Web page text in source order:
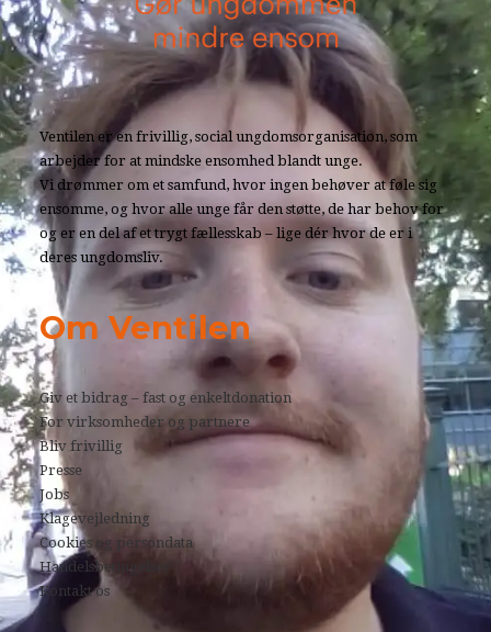
Ventilen er en frivillig, social ungdomsorganisation, som
arbejder for at mindske ensomhed blandt unge.
Vi drømmer om et samfund, hvor ingen behøver at føle sig
ensomme, og hvor alle unge får den støtte, de har behov for
og er en del af et trygt fællesskab – lige dér hvor de er i
deres ungdomsliv.
Om Ventilen
Giv et bidrag – fast og enkeltdonation
For virksomheder og partnere
Bliv frivillig
Presse
Jobs
Klagevejledning
Cookies og persondata
Handelsbetingelser
Kontakt os